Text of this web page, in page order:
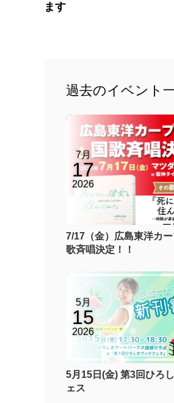
ます
過去のイベント
7月
17
2026
7/17（金）広島東洋カ
歌斉唱決定！！
5月
15
2026
5月15日(金) 第3回ひろ
ェス